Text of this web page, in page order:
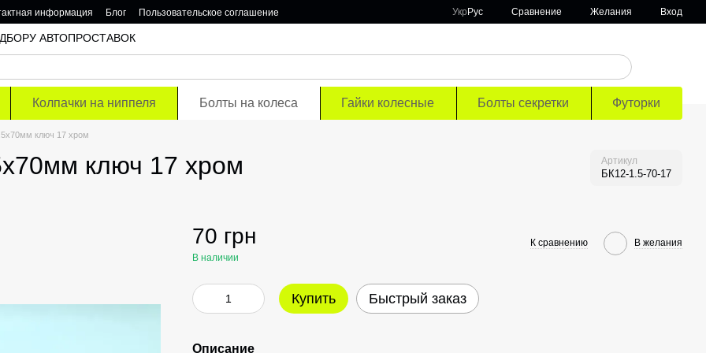
информация Блог
Пользовательское соглашение
Укр Рус Сравнение Желания Вход
АВТОПРОСТАВОК
Колпачки на ниппеля Болты на колеса Гайки колесные Болты секретки Футорки
ключ 17 хром
ключ 17 хром Артикул
БК12-1.5-70-17
70 грн
В наличии
К сравнению В желания
Купить Быстрый заказ
Описание